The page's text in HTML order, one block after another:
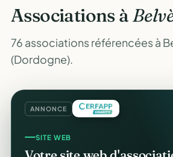
Associations à
76 associations référencées à
(Dordogne).
ANNONCE
SITE WEB